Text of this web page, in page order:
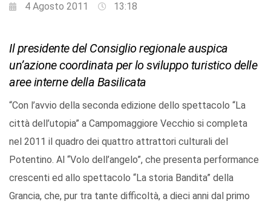
4 Agosto 2011 13:18
Il presidente del Consiglio regionale auspica
un’azione coordinata per lo sviluppo turistico delle
aree interne della Basilicata
“Con l’avvio della seconda edizione dello spettacolo “La
città dell’utopia” a Campomaggiore Vecchio si completa
nel 2011 il quadro dei quattro attrattori culturali del
Potentino. Al “Volo dell’angelo”, che presenta performance
crescenti ed allo spettacolo “La storia Bandita” della
Grancia, che, pur tra tante difficoltà, a dieci anni dal primo